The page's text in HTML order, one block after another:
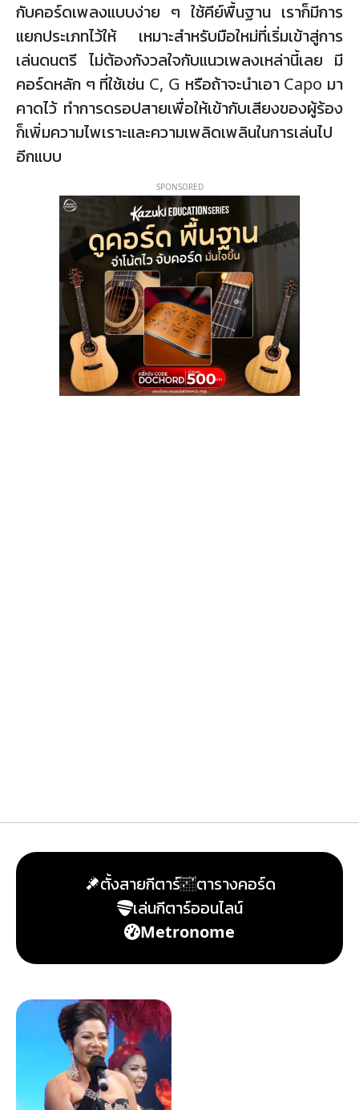
กับคอร์ดเพลงแบบง่าย ๆ ใช้คีย์พื้นฐาน เราก็มีการ
แยกประเภทไว้ให้ เหมาะสำหรับมือใหม่ที่เริ่มเข้าสู่การ
เล่นดนตรี ไม่ต้องกังวลใจกับแนวเพลงเหล่านี้เลย มี
คอร์ดหลัก ๆ ที่ใช้เช่น C, G หรือถ้าจะนำเอา Capo มา
คาดไว้ ทำการดรอปสายเพื่อให้เข้ากับเสียงของผู้ร้อง
ก็เพิ่มความไพเราะและความเพลิดเพลินในการเล่นไป
อีกแบบ
SPONSORED
ตั้งสายกีตาร์
ตารางคอร์ด
เล่นกีตาร์ออนไลน์
Metronome